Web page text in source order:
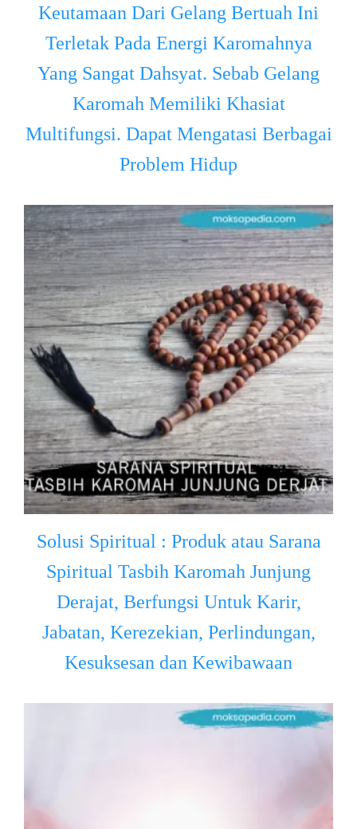
Keutamaan Dari Gelang Bertuah Ini
Terletak Pada Energi Karomahnya
Yang Sangat Dahsyat. Sebab Gelang
Karomah Memiliki Khasiat
Multifungsi. Dapat Mengatasi Berbagai
Problem Hidup
Solusi Spiritual : Produk atau Sarana
Spiritual Tasbih Karomah Junjung
Derajat, Berfungsi Untuk Karir,
Jabatan, Kerezekian, Perlindungan,
Kesuksesan dan Kewibawaan